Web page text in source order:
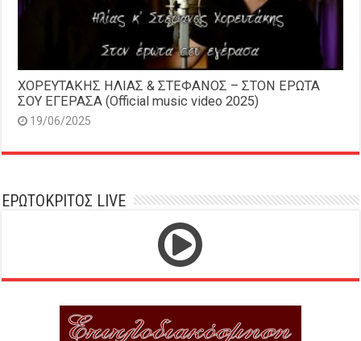
ΧΟΡΕΥΤΑΚΗΣ ΗΛΙΑΣ & ΣΤΕΦΑΝΟΣ – ΣΤΟΝ ΕΡΩΤΑ
ΣΟΥ ΕΓΕΡΑΣΑ (Official music video 2025)
19/06/2025
ΕΡΩΤΟΚΡΙΤΟΣ LIVE